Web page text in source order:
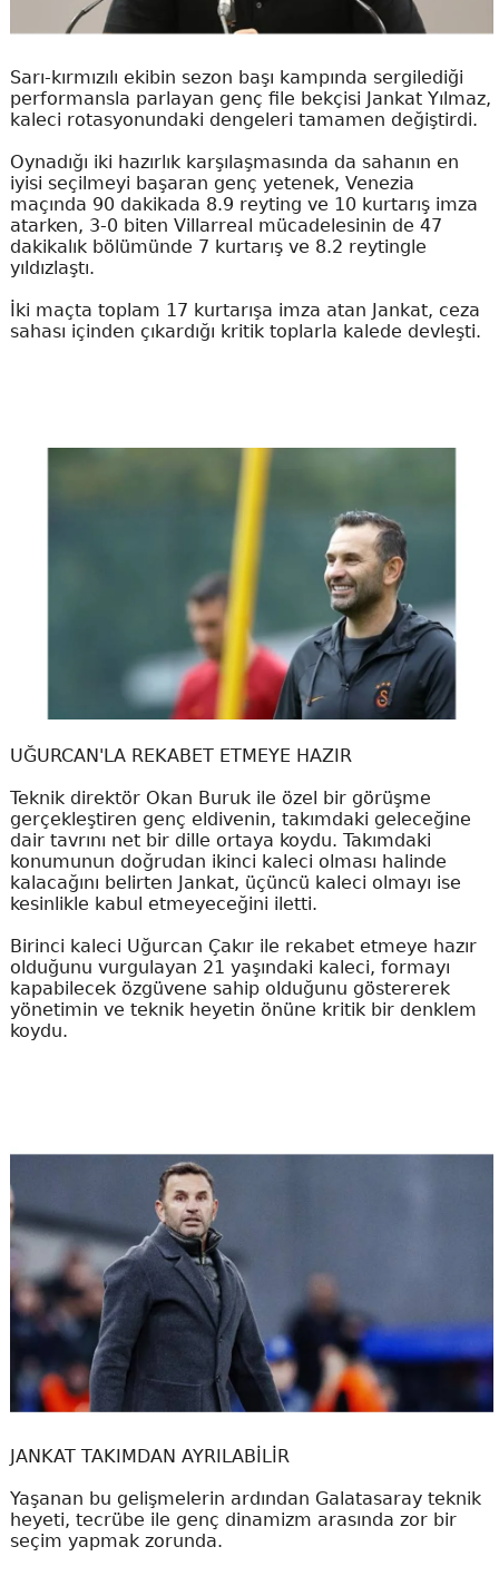
Sarı-kırmızılı ekibin sezon başı kampında sergilediği
performansla parlayan genç file bekçisi Jankat Yılmaz,
kaleci rotasyonundaki dengeleri tamamen değiştirdi.
Oynadığı iki hazırlık karşılaşmasında da sahanın en
iyisi seçilmeyi başaran genç yetenek, Venezia
maçında 90 dakikada 8.9 reyting ve 10 kurtarış imza
atarken, 3-0 biten Villarreal mücadelesinin de 47
dakikalık bölümünde 7 kurtarış ve 8.2 reytingle
yıldızlaştı.
İki maçta toplam 17 kurtarışa imza atan Jankat, ceza
sahası içinden çıkardığı kritik toplarla kalede devleşti.
UĞURCAN'LA REKABET ETMEYE HAZIR
Teknik direktör Okan Buruk ile özel bir görüşme
gerçekleştiren genç eldivenin, takımdaki geleceğine
dair tavrını net bir dille ortaya koydu. Takımdaki
konumunun doğrudan ikinci kaleci olması halinde
kalacağını belirten Jankat, üçüncü kaleci olmayı ise
kesinlikle kabul etmeyeceğini iletti.
Birinci kaleci Uğurcan Çakır ile rekabet etmeye hazır
olduğunu vurgulayan 21 yaşındaki kaleci, formayı
kapabilecek özgüvene sahip olduğunu göstererek
yönetimin ve teknik heyetin önüne kritik bir denklem
koydu.
JANKAT TAKIMDAN AYRILABİLİR
Yaşanan bu gelişmelerin ardından Galatasaray teknik
heyeti, tecrübe ile genç dinamizm arasında zor bir
seçim yapmak zorunda.